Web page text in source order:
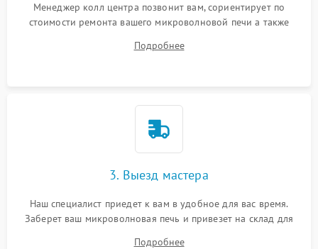
Менеджер колл центра позвонит вам, сориентирует по
стоимости ремонта вашего микроволновой печи а также
Подробнее
3. Выезд мастера
Наш специалист приедет к вам в удобное для вас время.
Заберет ваш микроволновая печь и привезет на склад для
Подробнее